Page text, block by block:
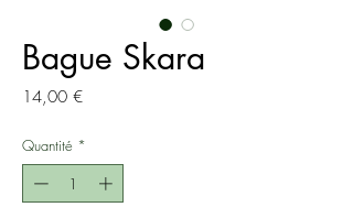
Bague Skara
14,00 €Prix
Quantité *